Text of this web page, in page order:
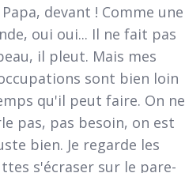
Papa, devant ! Comme une
oui oui... Il ne fait pas
il pleut. Mais mes
sont bien loin
qu'il peut faire. On ne
pas, pas besoin, on est
bien. Je regarde les
s'écraser sur le pare-